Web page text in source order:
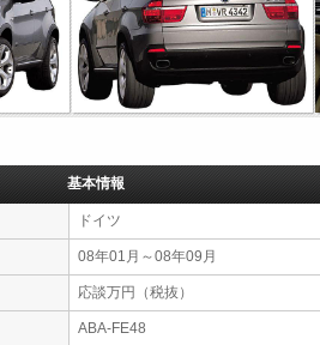
基本情報
ドイツ
08年01月～08年09月
応談万円（税抜）
ABA-FE48